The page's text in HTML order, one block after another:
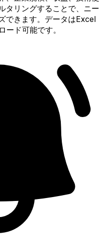
タリングすることで、ニー
できます。データはExcel
ード可能です。